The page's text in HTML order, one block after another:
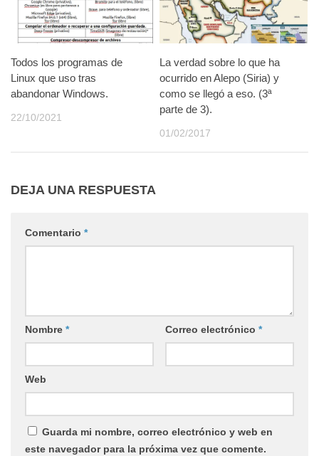
Todos los programas de
Linux que uso tras
abandonar Windows.
22/10/2021
La verdad sobre lo que ha
ocurrido en Alepo (Siria) y
como se llegó a eso. (3ª
parte de 3).
01/02/2017
DEJA UNA RESPUESTA
Comentario *
Nombre * Correo electrónico *
Web
Guarda mi nombre, correo electrónico y web en
este navegador para la próxima vez que comente.